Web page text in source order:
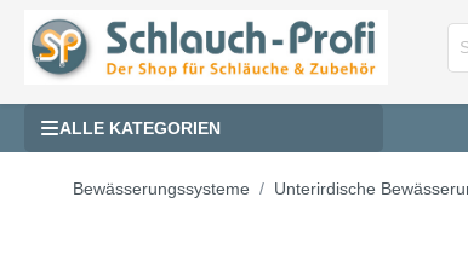
ALLE KATEGORIEN
Bewässerungssysteme Unterirdische